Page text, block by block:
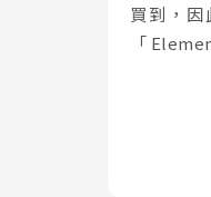
買到，
「